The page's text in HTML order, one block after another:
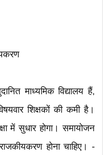
माध्यमिक विद्यालय हैं,
शिक्षकों की कमी है।
में सुधार होगा। समायोजन
होना चाहिए। -